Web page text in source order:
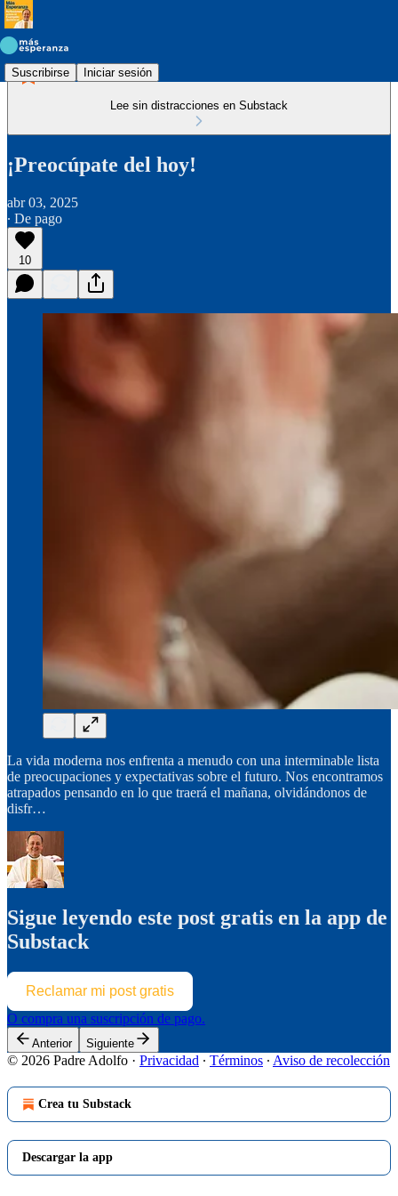
Suscribirse Iniciar sesión
Lee sin distracciones en Substack
¡Preocúpate del hoy!
abr 03, 2025
∙ De pago
10
La vida moderna nos enfrenta a menudo con una interminable lista
de preocupaciones y expectativas sobre el futuro. Nos encontramos
atrapados pensando en lo que traerá el mañana, olvidándonos de
disfr…
Sigue leyendo este post gratis en la app de
Substack
Reclamar mi post gratis
O compra una suscripción de pago.
Anterior Siguiente
© 2026 Padre Adolfo · Privacidad ∙ Términos ∙ Aviso de recolección
Crea tu Substack
Descargar la app